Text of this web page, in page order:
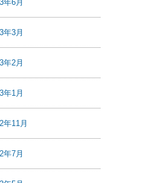
年6月
年3月
年2月
年1月
年11月
年7月